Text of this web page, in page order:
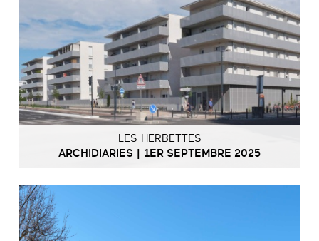
LES HERBETTES
ARCHIDIARIES | 1ER SEPTEMBRE 2025